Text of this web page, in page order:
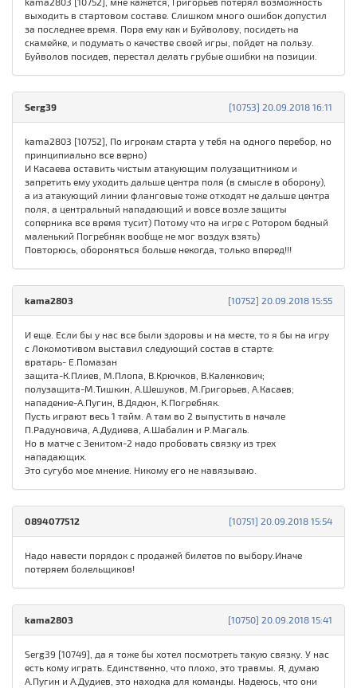
выходить в стартовом составе. Слишком много ошибок допустил
за последнее время. Пора ему как и Буйволову, посидеть на
скамейке, и подумать о качестве своей игры, пойдет на пользу.
Буйволов посидев, перестал делать грубые ошибки на позиции.
[10753] 20.09.2018 16:11
Serg39
kama2803 [10752], По игрокам старта у тебя на одного перебор, но
принципиально все верно)
И Касаева оставить чистым атакующим полузащитником и
запретить ему уходить дальше центра поля (в смысле в оборону),
а из атакующий линии фланговые тоже отходят не дальше центра
поля, а центральный нападающий и вовсе возле защиты
соперника все время тусит) Потому что на игре с Ротором бедный
маленький Погребняк вообще не мог воздух взять)
Повторюсь, обороняться больше некогда, только вперед!!!
[10752] 20.09.2018 15:55
kama2803
И еще. Если бы у нас все были здоровы и на месте, то я бы на игру
с Локомотивом выставил следующий состав в старте:
вратарь- Е.Помазан
защита-К.Плиев, М.Плопа, В.Крючков, В.Каленкович;
полузащита-М.Тишкин, А.Шешуков, М.Григорьев, А.Касаев;
нападение-А.Пугин, В.Дядюн, К.Погребняк.
Пусть играют весь 1 тайм. А там во 2 выпустить в начале
П.Радуновича, А.Дудиева, А.Шабалин и Р.Магаль.
Но в матче с Зенитом-2 надо пробовать связку из трех
нападающих.
Это сугубо мое мнение. Никому его не навязываю.
[10751] 20.09.2018 15:54
0894077512
Надо навести порядок с продажей билетов по выбору.Иначе
потеряем болельщиков!
[10750] 20.09.2018 15:41
kama2803
Serg39 [10749], да я тоже бы хотел посмотреть такую связку. У нас
есть кому играть. Единственно, что плохо, это травмы. Я, думаю
А.Пугин и А.Дудиев, это находка для команды. Надеюсь, что они